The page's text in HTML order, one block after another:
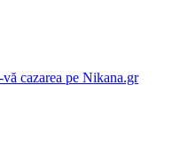
cazarea pe Nikana.gr